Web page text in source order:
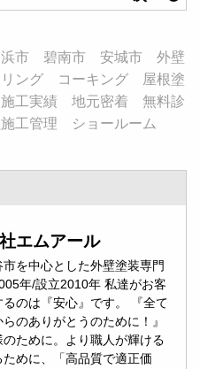
市 碧南市 安城市 外壁
ング コーキング 屋根塗
実績 地元密着 無料診
工管理 ショールーム
エムアール
を中心とした外壁塗装専門
年/設立2010年 私達がお客
のは『安心』です。 『全て
のありがとうのために！』
のために。より職人が輝ける
めに、「高品質で適正価